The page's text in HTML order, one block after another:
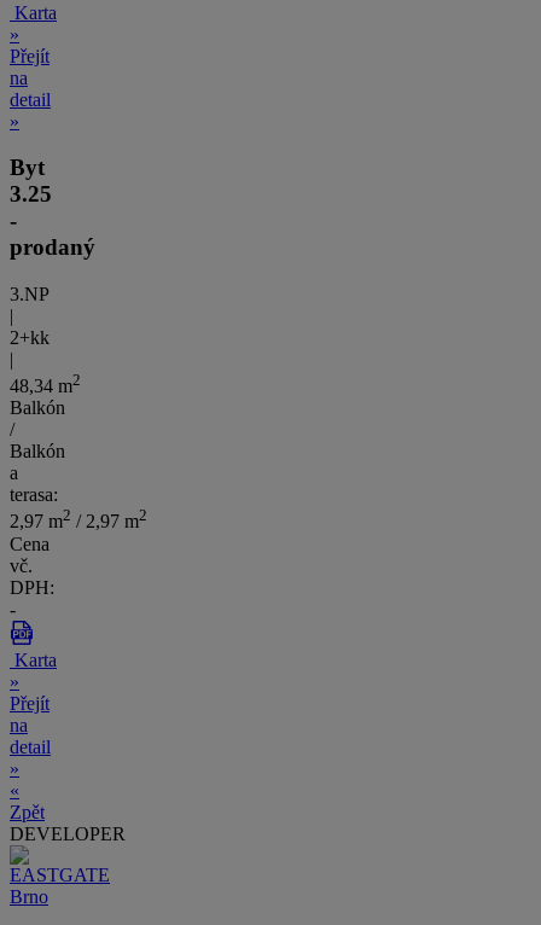
Karta
»
Přejít
na
detail
»
Byt
3.25
-
prodaný
3.NP
|
2+kk
|
48,34 m2
Balkón
/
Balkón
a
terasa:
2,97 m2 / 2,97 m2
Cena
vč.
DPH:
-
Karta
»
Přejít
na
detail
»
«
Zpět
DEVELOPER